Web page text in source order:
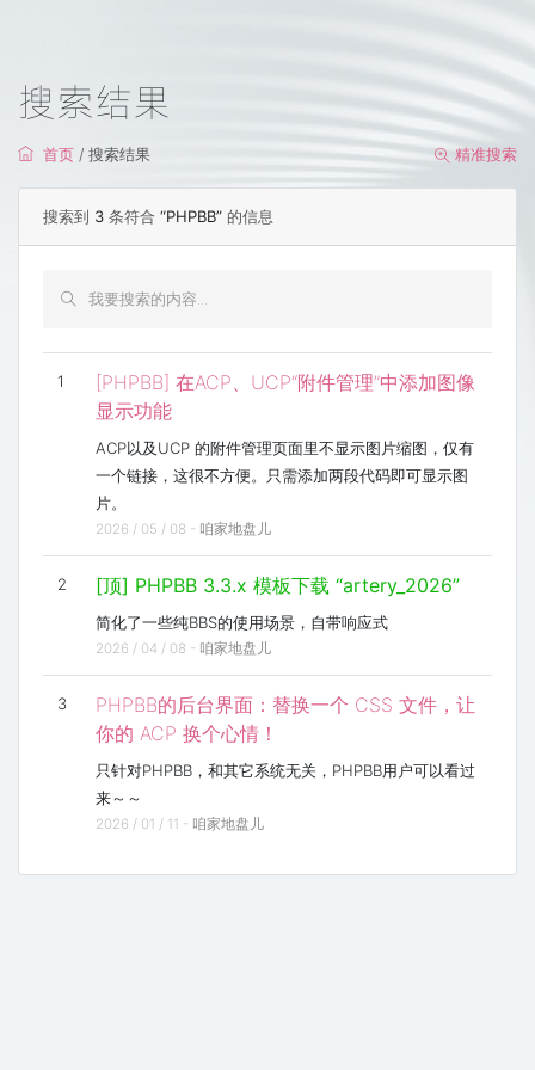
搜索结果
首页 / 搜索结果 精准搜索
搜索到 3 条符合 “PHPBB” 的信息
1
[PHPBB] 在ACP、UCP“附件管理”中添加图像
显示功能
ACP以及UCP 的附件管理页面里不显示图片缩图，仅有
一个链接，这很不方便。只需添加两段代码即可显示图
片。
2026 / 05 / 08 - 咱家地盘儿
2 [顶] PHPBB 3.3.x 模板下载 “artery_2026”
简化了一些纯BBS的使用场景，自带响应式
2026 / 04 / 08 - 咱家地盘儿
3
PHPBB的后台界面：替换一个 CSS 文件，让
你的 ACP 换个心情！
只针对PHPBB，和其它系统无关，PHPBB用户可以看过
来～～
2026 / 01 / 11 - 咱家地盘儿